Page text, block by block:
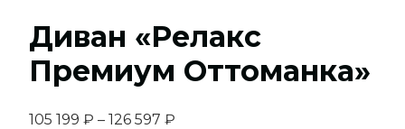
Диван «Релакс
Премиум Оттоманка»
105 199 ₽ – 126 597 ₽